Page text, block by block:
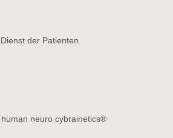
der Patienten.
neuro cybrainetics®